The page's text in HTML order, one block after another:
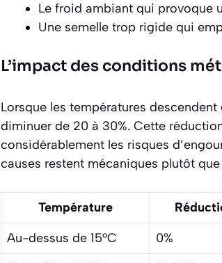
Le froid ambiant qui provoque
Une semelle trop rigide qui
L’impact des conditions
Lorsque les températures descendent
diminuer de 20 à 30%. Cette
considérablement les risques
causes restent mécaniques plutôt
Température
Au-dessus de 15°C
0%